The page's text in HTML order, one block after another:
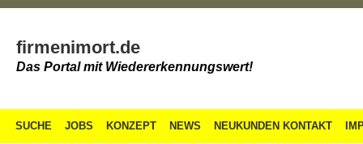
firmenimort.de
Das Portal mit Wiedererkennungswert!
SUCHE JOBS KONZEPT NEWS NEUKUNDEN KONTAKT